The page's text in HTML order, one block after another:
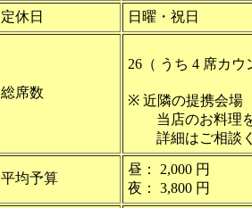
定休日 日曜・祝日
総席数
26（ うち 4 席カウ
※ 近隣の提携会場
当店のお料理を
詳細はご相談
平均予算
昼： 2,000 円
夜： 3,800 円